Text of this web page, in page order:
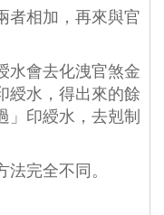
者相加，再來與官
水會去化洩官煞金
綬水，得出來的餘
」印綬水，去剋制
完全不同。